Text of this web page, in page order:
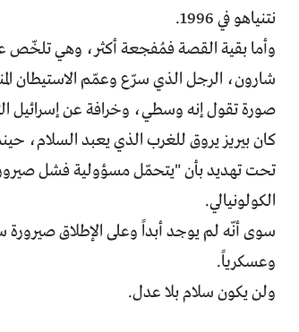
نتنياهو في 1996.
وأما بقية القصة فمُفجعة أكثر، وهي تلخّص
شارون، الرجل الذي سرّع وعمّم الاستيطان
صورة تقول إنه وسطي، وخرافة عن إسرائيل
كان بيريز يروق للغرب الذي يعبد السلام،
تحت تهديد بأن "يتحمّل مسؤولية فشل
الكولونيالي.
سوى أنّه لم يوجد أبداً وعلى الإطلاق
وعسكرياً.
ولن يكون سلام بلا عدل.